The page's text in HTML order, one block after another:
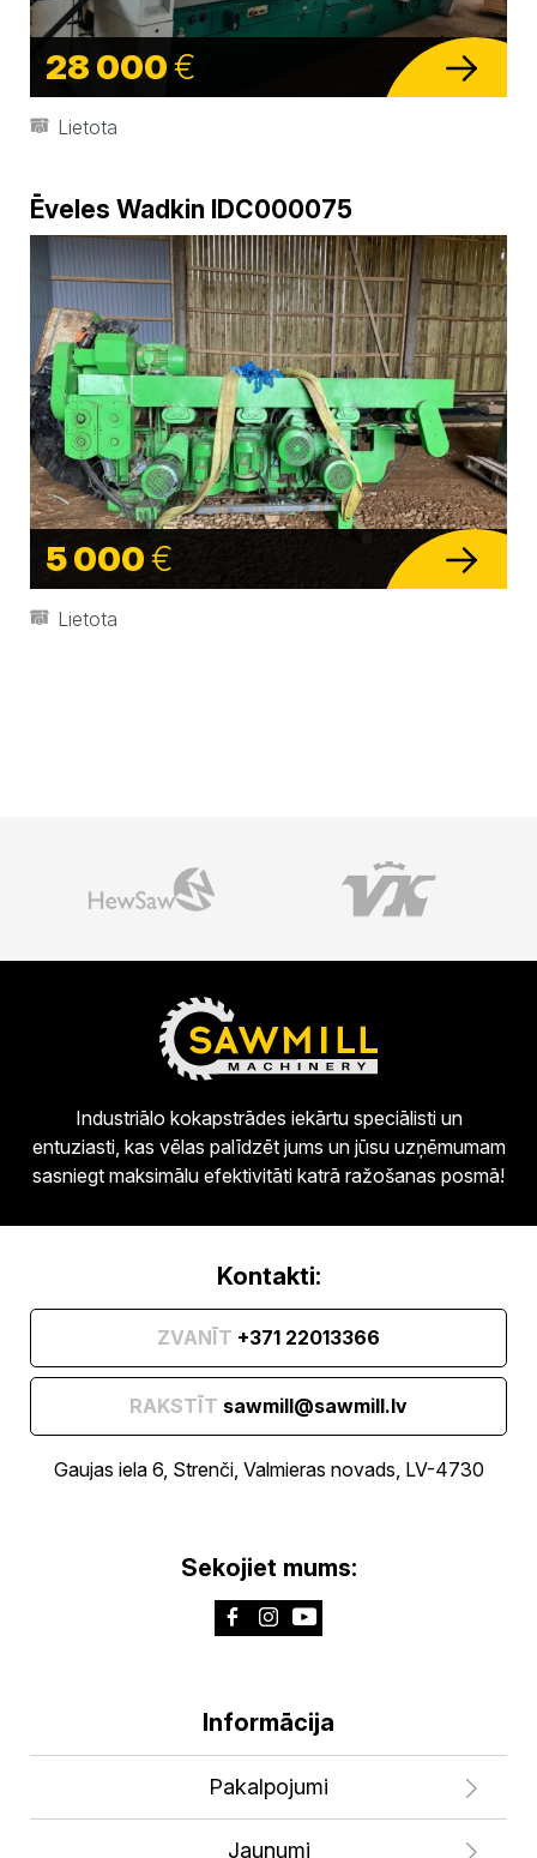
28 000€
Lietota
Ēveles Wadkin IDC000075
5 000€
Lietota
Industriālo kokapstrādes iekārtu speciālisti un
entuziasti, kas vēlas palīdzēt jums un jūsu uzņēmumam
sasniegt maksimālu efektivitāti katrā ražošanas posmā!
Kontakti:
ZVANĪT +371 22013366
RAKSTĪT sawmill@sawmill.lv
Gaujas iela 6, Strenči, Valmieras novads, LV-4730
Sekojiet mums:
Informācija
Pakalpojumi
Jaunumi